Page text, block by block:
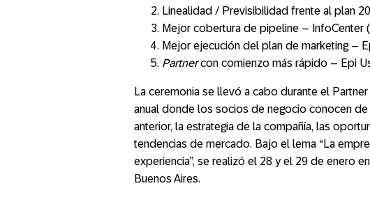
Linealidad / Previsibilidad frente al plan
Mejor cobertura de pipeline – InfoCenter
Mejor ejecución del plan de marketing –
Partnercon comienzo más rápido – Epi
La ceremonia se llevó a cabo durante el
anual donde los socios de negocio conocen
anterior, la estrategia de la compañía, las
tendencias de mercado. Bajo el lema “La
experiencia”, se realizó el 28 y el 29 de enero
Buenos Aires.